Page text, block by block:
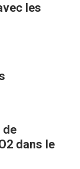
les
de
dans le